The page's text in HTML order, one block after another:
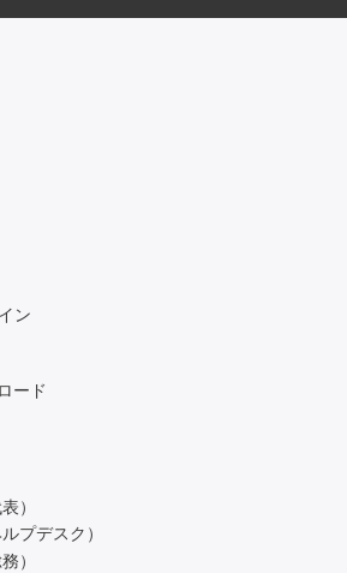
ン
ード
）
プデスク）
）